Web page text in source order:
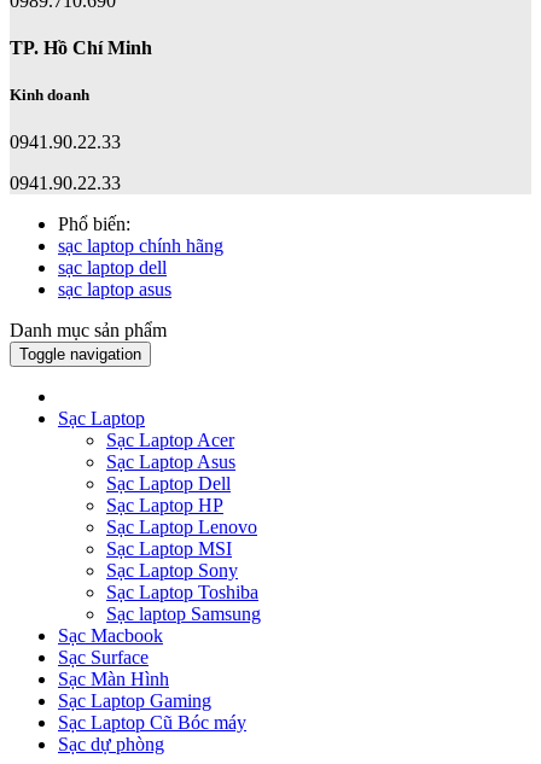
TP. Hồ Chí Minh
Kinh doanh
0941.90.22.33
0941.90.22.33
Phổ biến:
sạc laptop chính hãng
sạc laptop dell
sạc laptop asus
Danh mục sản phẩm
Toggle navigation
Sạc Laptop
Sạc Laptop Acer
Sạc Laptop Asus
Sạc Laptop Dell
Sạc Laptop HP
Sạc Laptop Lenovo
Sạc Laptop MSI
Sạc Laptop Sony
Sạc Laptop Toshiba
Sạc laptop Samsung
Sạc Macbook
Sạc Surface
Sạc Màn Hình
Sạc Laptop Gaming
Sạc Laptop Cũ Bóc máy
Sạc dự phòng